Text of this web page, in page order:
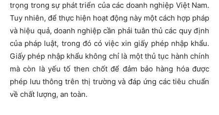
trọng trong sự phát triển của các doanh nghiệp Việt Nam.
Tuy nhiên, để thực hiện hoạt động này một cách hợp pháp
và hiệu quả, doanh nghiệp cần phải tuân thủ các quy định
của pháp luật, trong đó có việc xin giấy phép nhập khẩu.
Giấy phép nhập khẩu không chỉ là một thủ tục hành chính
mà còn là yếu tố then chốt để đảm bảo hàng hóa được
phép lưu thông trên thị trường và đáp ứng các tiêu chuẩn
về chất lượng, an toàn.